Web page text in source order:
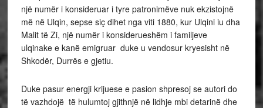
një numër i konsideruar i tyre patronimëve nuk ekzistojnë
më në Ulqin, sepse siç dihet nga viti 1880, kur Ulqini iu dha
Malit të Zi, një numër i konsiderueshëm i familjeve
ulqinake e kanë emigruar duke u vendosur kryesisht në
Shkodër, Durrës e gjetiu.
Duke pasur energji krijuese e pasion shpresoj se autori do
të vazhdojë të hulumtoj gjithnjë në lidhje mbi detarinë dhe